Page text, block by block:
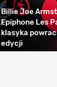
Billie Joe
Epiphone Les
klasyka
edycji